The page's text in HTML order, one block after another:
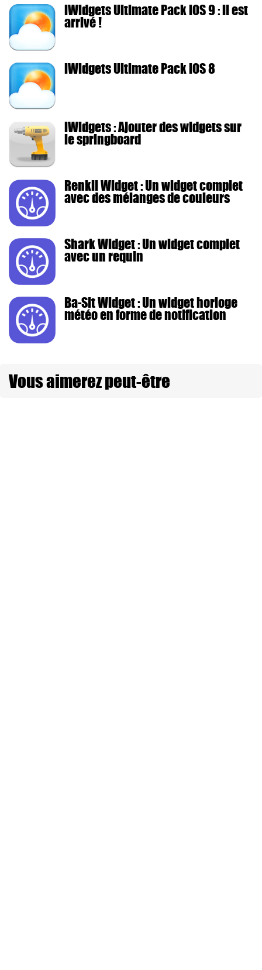
iWidgets Ultimate Pack iOS 9 : il est
arrivé !
iWidgets Ultimate Pack iOS 8
iWidgets : Ajouter des widgets sur
le springboard
Renkli Widget : Un widget complet
avec des mélanges de couleurs
Shark Widget : Un widget complet
avec un requin
Ba-Sit Widget : Un widget horloge
météo en forme de notification
Vous aimerez peut-être